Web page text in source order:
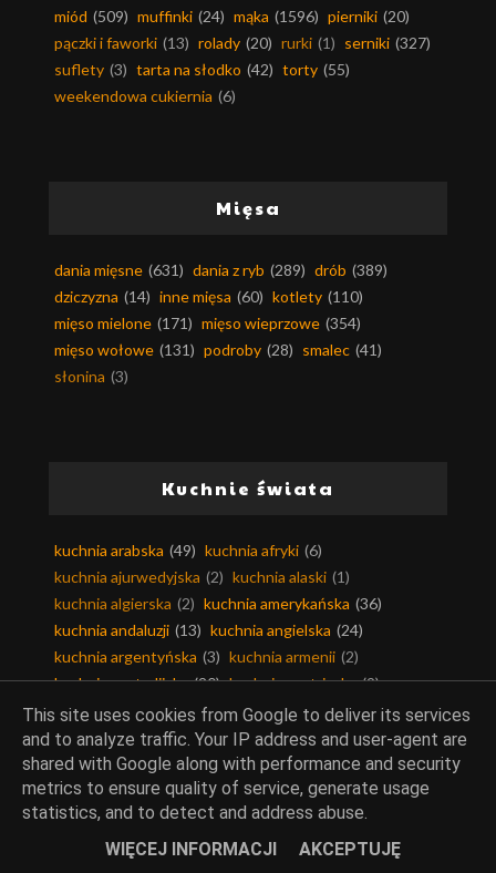
miód (509) muffinki (24) mąka (1596) pierniki (20)
pączki i faworki (13) rolady (20) rurki (1) serniki (327)
suflety (3) tarta na słodko (42) torty (55)
weekendowa cukiernia (6)
Mięsa
dania mięsne (631) dania z ryb (289) drób (389)
dziczyzna (14) inne mięsa (60) kotlety (110)
mięso mielone (171) mięso wieprzowe (354)
mięso wołowe (131) podroby (28) smalec (41)
słonina (3)
Kuchnie świata
kuchnia arabska (49) kuchnia afryki (6)
kuchnia ajurwedyjska (2) kuchnia alaski (1)
kuchnia algierska (2) kuchnia amerykańska (36)
kuchnia andaluzji (13) kuchnia angielska (24)
kuchnia argentyńska (3) kuchnia armenii (2)
kuchnia australijska (20) kuchnia austriacka (9)
kuchnia azjatycka (99) kuchnia bahrajnu (3)
kuchnia bałkańska
(34) kuchnia belgijska (4)
kuchnia berberyjska (1) kuchnia birmańska (4)
kuchnia bliskiego wschodu (21) kuchnia boliwii (1)
kuchnia bośnia i hercegowina (1) kuchnia brazylijska
kuchnia bułgarska (11) kuchnia chińska (58)
This site uses cookies from Google to deliver its services
and to analyze traffic. Your IP address and user-agent are
shared with Google along with performance and security
metrics to ensure quality of service, generate usage
statistics, and to detect and address abuse.
WIĘCEJ INFORMACJI
AKCEPTUJĘ